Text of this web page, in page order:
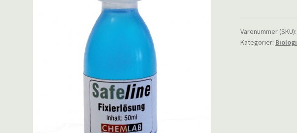
Varenummer (SKU):
Kategorier: Biologi